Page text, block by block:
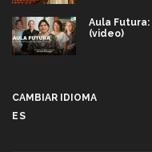
Aula
(video)
CAMBIAR IDIOMA
ES